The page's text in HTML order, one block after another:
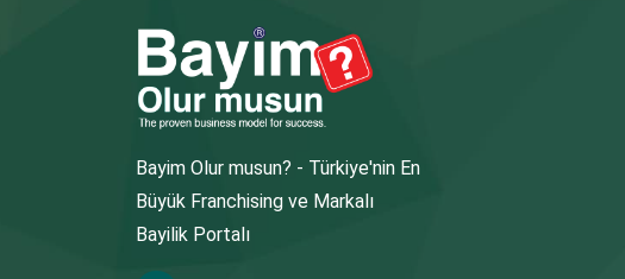
Bayim Olur musun? - Türkiye'nin En
Büyük Franchising ve Markalı
Bayilik Portalı